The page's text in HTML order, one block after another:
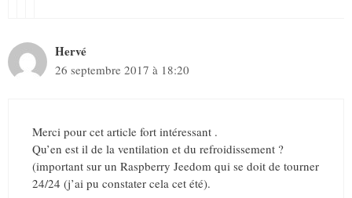
Hervé
26 septembre 2017 à 18:20
Merci pour cet article fort intéressant .
Qu’en est il de la ventilation et du refroidissement ?
(important sur un Raspberry Jeedom qui se doit de tourner
24/24 (j’ai pu constater cela cet été).